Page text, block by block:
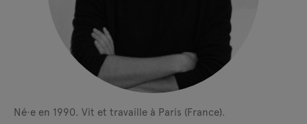
Né·e en 1990. Vit et travaille à Paris (France).